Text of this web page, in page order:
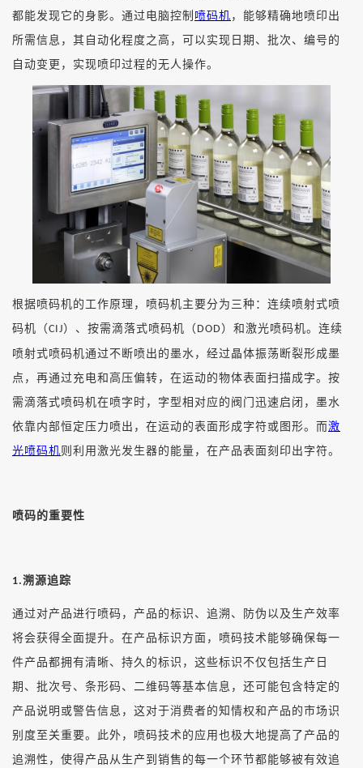
都能发现它的身影。通过电脑控制 喷码机 ，能够精确地喷印出
所需信息，其自动化程度之高，可以实现日期、批次、编号的
自动变更，实现喷印过程的无人操作。
根据喷码机的工作原理，喷码机主要分为三种：连续喷射式喷
码机（CIJ）、按需滴落式喷码机（ DOD）和激光喷码机。连续
喷射式喷码机通过不断喷出的墨水，经过晶体振荡断裂形成墨
点，再通过充电和高压偏转，在运动的物体表面扫描成字。按
需滴落式喷码机在喷字时，字型相对应的阀门迅速启闭，墨水
依靠内部恒定压力喷出，在运动的表面形成字符或图形。而激
光喷码机则利用激光发生器的能量，在产品表面刻印出字符。
喷码的重要性
1.溯源追踪
通过对产品进行喷码，产品的标识、追溯、防伪以及生产效率
将会获得全面提升。在产品标识方面，喷码技术能够确保每一
件产品都拥有清晰、持久的标识，这些标识不仅包括生产日
期、批次号、条形码、二维码等基本信息，还可能包含特定的
产品说明或警告信息，这对于消费者的知情权和产品的市场识
别度至关重要。此外，喷码技术的应用也极大地提高了产品的
追溯性，使得产品从生产到销售的每一个环节都能够被有效追